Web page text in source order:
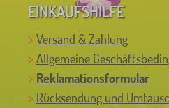
EINKAUFSHILFE
Versand & Zahlung
Allgemeine
Reklamationsformular
Rücksendung und